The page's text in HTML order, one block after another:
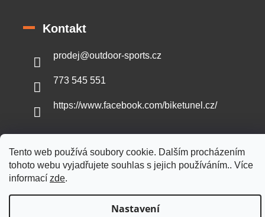
Tento web používá soubory cookie. Dalším procházením
tohoto webu vyjadřujete souhlas s jejich používáním.. Více
informací zde.
Nastavení
Kontakt
prodej@outdoor-sports.cz
773 545 551
https://www.facebook.com/biketunel.cz/
Vytvořil Shoptet
Outdoor-sports.cz . Všechna práva vyhrazena.